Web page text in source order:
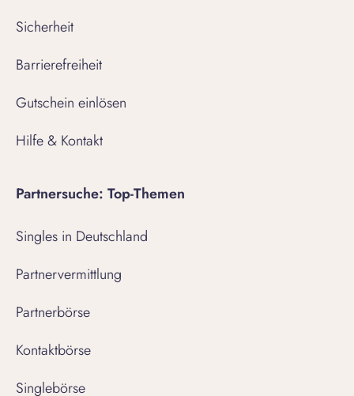
Sicherheit
Barrierefreiheit
Gutschein einlösen
Hilfe & Kontakt
Partnersuche: Top-Themen
Singles in Deutschland
Partnervermittlung
Partnerbörse
Kontaktbörse
Singlebörse